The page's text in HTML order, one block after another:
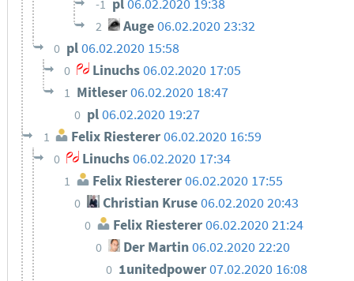
-1 pl06.02.2020 19:38
2 Auge06.02.2020 23:32
0 pl06.02.2020 15:58
0 Linuchs06.02.2020 17:05
1 Mitleser06.02.2020 18:47
0 pl06.02.2020 19:27
1 Felix Riesterer06.02.2020 16:59
0 Linuchs 06.02.2020 17:34
1 Felix Riesterer06.02.2020 17:55
0 Christian Kruse06.02.2020 20:43
0 Felix Riesterer06.02.2020 21:24
0 Der Martin06.02.2020 22:20
0 1unitedpower07.02.2020 16:08